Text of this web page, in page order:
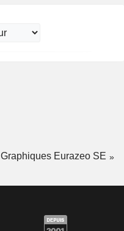
Graphiques Eurazeo SE